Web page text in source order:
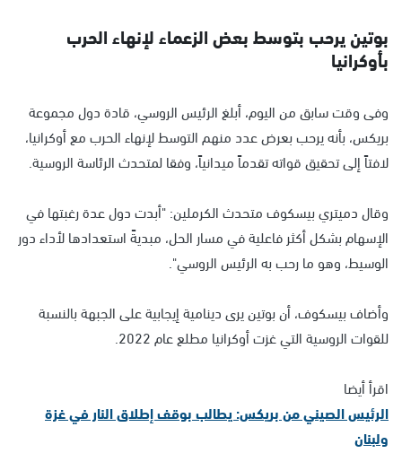
بوتين يرحب بتوسط بعض الزعماء لإنهاء الحرب
بأوكرانيا
وفى وقت سابق من اليوم، أبلغ الرئيس الروسي، قادة دول مجموعة
بريكس، بأنه يرحب بعرض عدد منهم التوسط لإنهاء الحرب مع أوكرانيا،
لافتاً إلى تحقيق قواته تقدماً ميدانياً، وفقا لمتحدث الرئاسة الروسية.
وقال دميتري بيسكوف متحدث الكرملين: "أبدت دول عدة رغبتها في
الإسهام بشكل أكثر فاعلية في مسار الحل، مبديةً استعدادها لأداء دور
الوسيط، وهو ما رحب به الرئيس الروسي".
وأضاف بيسكوف، أن بوتين يرى دينامية إيجابية على الجبهة بالنسبة
للقوات الروسية التي غزت أوكرانيا مطلع عام 2022.
اقرأ أيضا
الرئيس الصيني من بريكس: يطالب بوقف إطلاق النار في غزة
ولبنان